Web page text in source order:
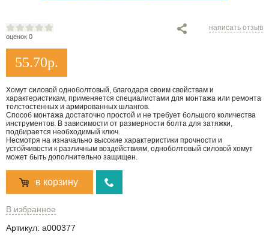
оценок 0
написать отзыв
55.70р.
Хомут силовой одноболтовый, благодаря своим свойствам и
характеристикам, применяется специалистами для монтажа или ремонта
толстостенных и армированных шлангов.
Способ монтажа достаточно простой и не требует большого количества
инструментов. В зависимости от размерности болта для затяжки,
подбирается необходимый ключ.
Несмотря на изначально высокие характеристики прочности и
устойчивости к различным воздействиям, одноболтовый силовой хомут
может быть дополнительно защищен.
в корзину
В избранное
Артикул: a000377